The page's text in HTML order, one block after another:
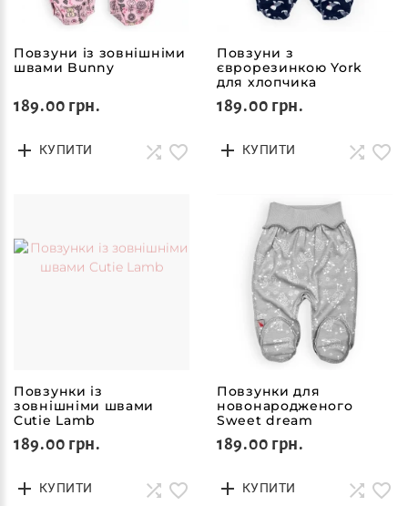
Повзуни із зовнішніми
швами Bunny
189.00 грн.
КУПИТИ
Повзуни з
єврорезинкою York
для хлопчика
189.00 грн.
КУПИТИ
Повзунки із
зовнішніми швами
Cutie Lamb
189.00 грн.
КУПИТИ
Повзунки для
новонародженого
Sweet dream
189.00 грн.
КУПИТИ